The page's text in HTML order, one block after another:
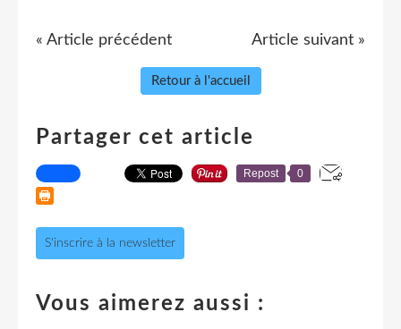
« Article précédent Article suivant »
Retour à l'accueil
Partager cet article
Repost 0
S'inscrire à la newsletter
Vous aimerez aussi :